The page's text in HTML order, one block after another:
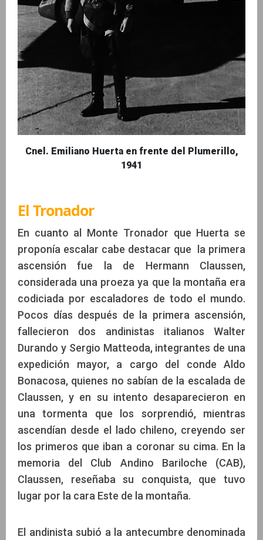
Cnel. Emiliano Huerta en frente del Plumerillo,
1941
El Tronador
En cuanto al Monte Tronador que Huerta se
proponía escalar cabe destacar que la primera
ascensión fue la de Hermann Claussen,
considerada una proeza ya que la montaña era
codiciada por escaladores de todo el mundo.
Pocos días después de la primera ascensión,
fallecieron dos andinistas italianos Walter
Durando y Sergio Matteoda, integrantes de una
expedición mayor, a cargo del conde Aldo
Bonacosa, quienes no sabían de la escalada de
Claussen, y en su intento desaparecieron en
una tormenta que los sorprendió, mientras
ascendían desde el lado chileno, creyendo ser
los primeros que iban a coronar su cima. En la
memoria del Club Andino Bariloche (CAB),
Claussen, reseñaba su conquista, que tuvo
lugar por la cara Este de la montaña.
El andinista subió a la antecumbre denominada